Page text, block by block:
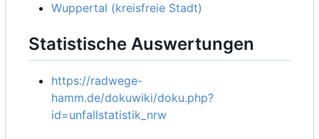
Wuppertal (kreisfreie Stadt)
Statistische Auswertungen
https://radwege-
hamm.de/dokuwiki/doku.php?
id=unfallstatistik_nrw